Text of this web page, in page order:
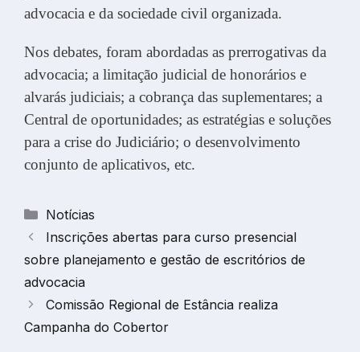
advocacia e da sociedade civil organizada.
Nos debates, foram abordadas as prerrogativas da
advocacia; a limitação judicial de honorários e
alvarás judiciais; a cobrança das suplementares; a
Central de oportunidades; as estratégias e soluções
para a crise do Judiciário; o desenvolvimento
conjunto de aplicativos, etc.
Categorias
Notícias
Inscrições abertas para curso presencial
sobre planejamento e gestão de escritórios de
advocacia
Comissão Regional de Estância realiza
Campanha do Cobertor